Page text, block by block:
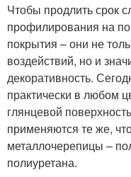
Чтобы продлить срок
профилирования на
покрытия – они не
воздействий, но и
декоративность.
практически в любом
глянцевой
применяются те же,
металлочерепицы –
полиуретана.